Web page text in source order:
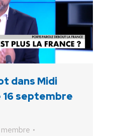
dans Midi
16 septembre